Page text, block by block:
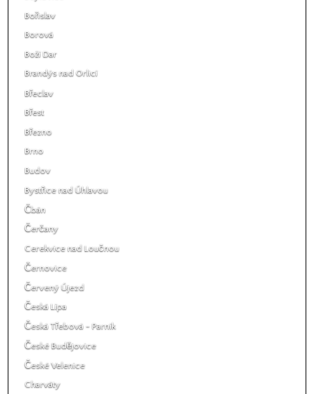
Bořislav
Borová
Boží Dar
Brandýs nad Orlicí
Břeclav
Břest
Březno
Brno
Budov
Bystřice nad Úhlavou
Čbán
Čerčany
Cerekvice nad Loučnou
Černovice
Červený Újezd
Česká Lípa
Česká Třebová - Parník
České Budějovice
České Velenice
Charváty